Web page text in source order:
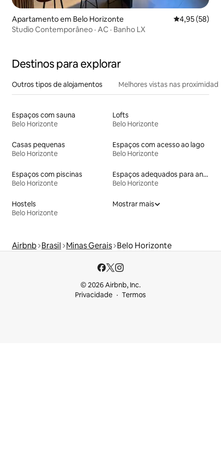
Apartamento em Belo Horizonte Classificação
4,95 (58)
Studio Contemporâneo · AC · Banho LX
Destinos para explorar
Outros tipos de alojamentos Melhores vistas nas
Espaços com sauna
Belo Horizonte
Lofts
Belo Horizonte
Casas pequenas
Belo Horizonte
Espaços com acesso ao lago
Belo Horizonte
Espaços com piscinas
Belo Horizonte
Espaços adequados para animais de estimação
Belo Horizonte
Hostels
Belo Horizonte
Mostrar mais
Airbnb Brasil Minas Gerais Belo Horizonte
© 2026 Airbnb, Inc.
Privacidade
Termos